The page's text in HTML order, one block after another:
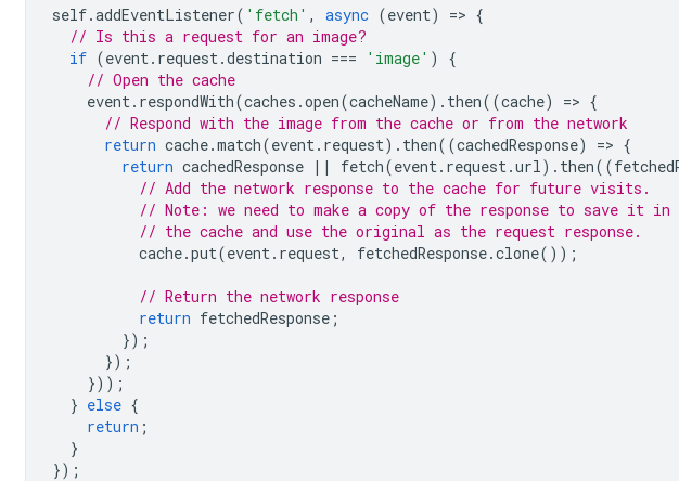
self.addEventListener( 'fetch' , async (event) => {
// Is this a request for an image?
if (event. request.destination === 'image' )
{
// Open the cache
event. respondWith(caches .open(cacheName). then((cache) => {
// Respond with the image from the cache or from the network
return cache.match(event. request). then((cachedResponse) => {
return cachedResponse || fetch(event. request.url). then((
// Add the network response to the cache for future visits.
// Note: we need to make a copy of the response to save it in
// the cache and use the original as the request response.
cache.put(event. request, fetchedResponse.clone());
// Return the network response
return fetchedResponse ;
});
});
}));
} else {
return ;
}
});